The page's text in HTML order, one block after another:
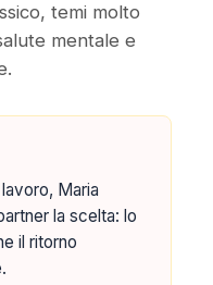
temi molto
mentale e
Maria
la scelta: lo
il ritorno